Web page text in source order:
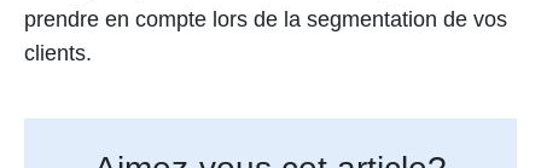
prendre en compte lors de la segmentation de vos
clients.